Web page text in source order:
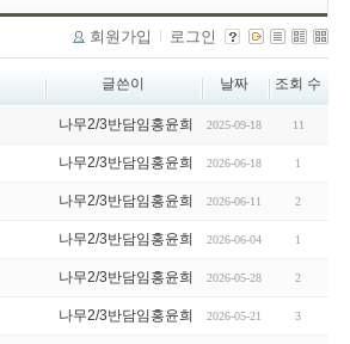
회원가입 로그인
글쓴이 날짜 조회 수
나무2/3반담임홍윤희 2025-09-18 11
나무2/3반담임홍윤희 2026-06-18 1
나무2/3반담임홍윤희 2026-06-11 2
나무2/3반담임홍윤희 2026-06-04 1
나무2/3반담임홍윤희 2026-05-28 2
나무2/3반담임홍윤희 2026-05-21 3